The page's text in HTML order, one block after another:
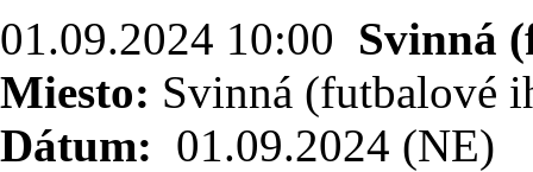
01.09.2024 10:00 Svinná
Miesto: Svinná (futbalové
Dátum: 01.09.2024 (NE)